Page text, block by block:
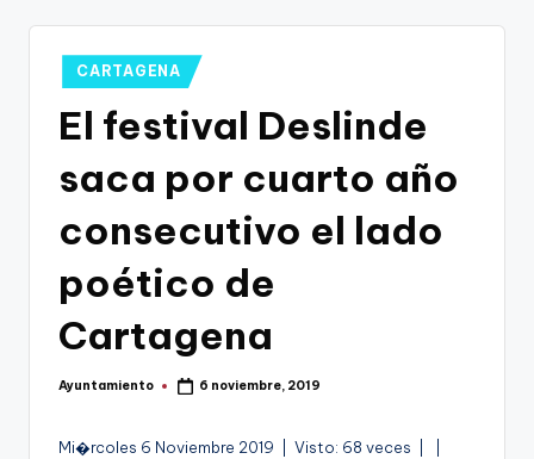
t
que
informa
Cartagena,
Cartagena,
Publicado
en
CARTAGENA
El festival Deslinde
saca por cuarto año
consecutivo el lado
poético de
Cartagena
Publicado
Ayuntamiento 6 noviembre, 2019
Mi�rcoles 6 Noviembre 2019 | Visto: 68 veces |